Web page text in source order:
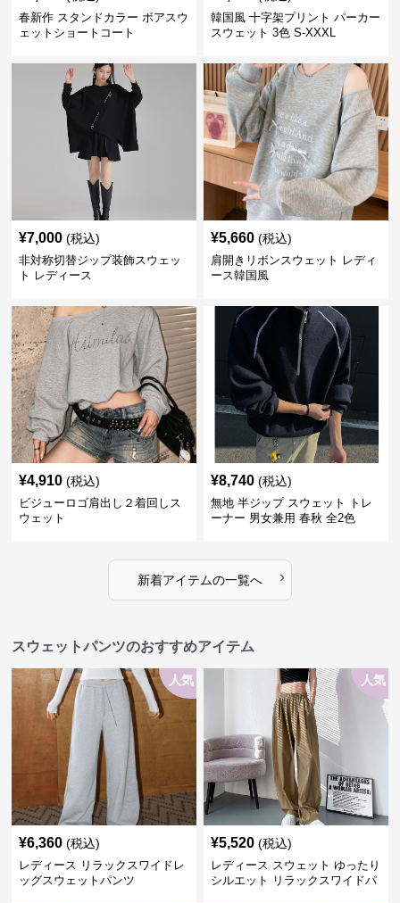
春新作 スタンドカラー ボアスウ
ェットショートコート
韓国風 十字架プリント パーカー
スウェット 3色 S-XXXL
¥7,000 (税込)
非対称切替ジップ装飾スウェッ
ト レディース
¥5,660 (税込)
肩開きリボンスウェット レディ
ース韓国風
¥4,910 (税込)
ビジューロゴ肩出し２着回しス
ウェット
¥8,740 (税込)
無地 半ジップ スウェット トレ
ーナー 男女兼用 春秋 全2色
新着アイテムの一覧へ ›
スウェットパンツのおすすめアイテム
人気
¥6,360 (税込)
レディース リラックスワイドレ
ッグスウェットパンツ
人気
¥5,520 (税込)
レディース スウェット ゆったり
シルエット リラックスワイドパ